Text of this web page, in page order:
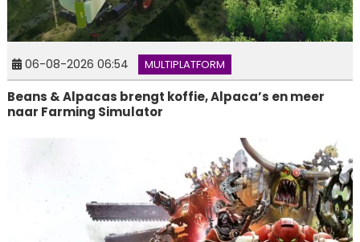
06-08-2026 06:54 MULTIPLATFORM
Beans & Alpacas brengt koffie, Alpaca’s en meer
naar Farming Simulator